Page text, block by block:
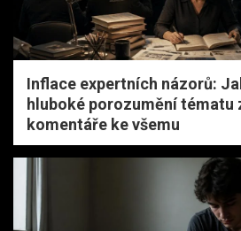
Inflace expertních názorů:
hluboké porozumění tématu
komentáře ke všemu